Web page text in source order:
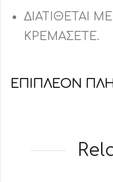
ΔΙΑΤΙΘΕΤΑΙ
ΚΡΕΜΑΣΕΤΕ.
ΕΠΙΠΛΈΟΝ